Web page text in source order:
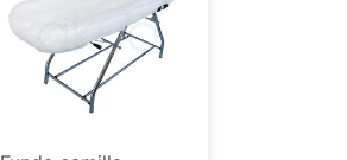
1,30 €.1,20 €.